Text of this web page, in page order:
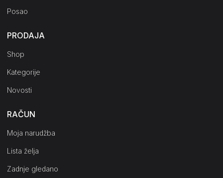
Posao
PRODAJA
Shop
Kategorije
Novosti
RAČUN
Moja narudžba
Lista želja
Zadnje gledano